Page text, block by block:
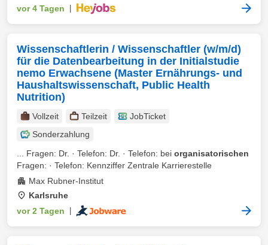
vor 4 Tagen
Wissenschaftlerin / Wissenschaftler (w/m/d)
für die Datenbearbeitung in der Initialstudie
nemo Erwachsene (Master Ernährungs- und
Haushaltswissenschaft, Public Health
Nutrition)
Vollzeit Teilzeit
JobTicket
Sonderzahlung
... Fragen: Dr. · Telefon: Dr. · Telefon: bei organisatorischen
Fragen: · Telefon: Kennziffer Zentrale Karrierestelle
Max Rubner-Institut
Karlsruhe
vor 2 Tagen